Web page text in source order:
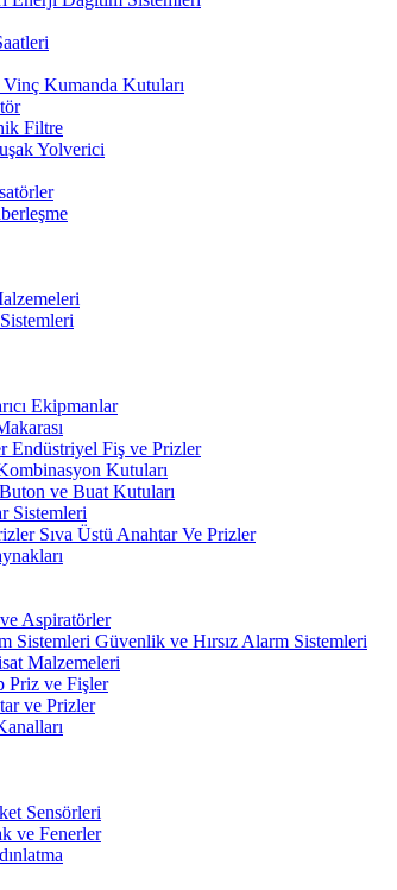
Vinç Kumanda Kutuları
Filtre
Yolverici
Ekipmanlar
Endüstriyel Fiş ve Prizler
Kutuları
Buton ve Buat Kutuları
Sistemleri
Sıva Üstü Anahtar Ve Prizler
Aspiratörler
Güvenlik ve Hırsız Alarm Sistemleri
Malzemeleri
Priz ve Fişler
ve Prizler
Sensörleri
ve Fenerler